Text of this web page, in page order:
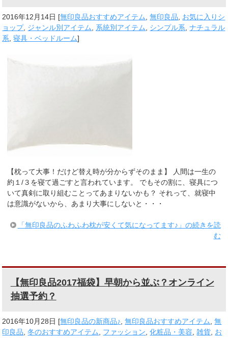
2016年12月14日 [無印良品おすすめアイテム ,無印良品
お気に入りシ
ョップ, ジャンル別アイテム 系統別アイテム シンプル系 ,ナチュラル
系 ,寝具・ベッドルーム]
【枕って大事！だけど替え時が分からずそのまま】 人間は一生の
約１/３を寝て過ごすと言われています。 でもその割に、寝具につ
いて真剣に取り組むことってあまりないかも？ それって、就寝中
は意識がないから、あまり大事にしないと・・・
「無印良品のふわふわ枕が安くて気になってます♪」の続きを読
む
【無印良品2017福袋】早朝から並ぶ？オンライン
抽選予約？
2016年10月28日 [無印良品の新商品♪,無印良品おすすめアイテム,無
印良品,冬のおすすめアイテム, ファッション,化粧品・美容,雑貨, お